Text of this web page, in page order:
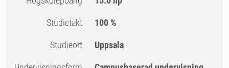
Studietakt 100 %
Studieort Uppsala